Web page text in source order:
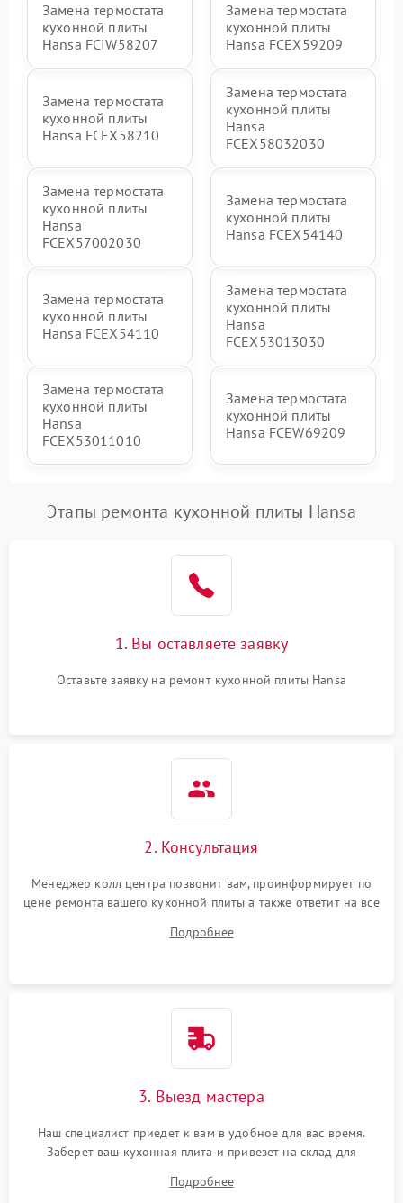
Замена термостата
кухонной плиты
Hansa FCIW58207
Замена термостата
кухонной плиты
Hansa FCEX59209
Замена термостата
кухонной плиты
Hansa FCEX58210
Замена термостата
кухонной плиты
Hansa
FCEX58032030
Замена термостата
кухонной плиты
Hansa
FCEX57002030
Замена термостата
кухонной плиты
Hansa FCEX54140
Замена термостата
кухонной плиты
Hansa FCEX54110
Замена термостата
кухонной плиты
Hansa
FCEX53013030
Замена термостата
кухонной плиты
Hansa
FCEX53011010
Замена термостата
кухонной плиты
Hansa FCEW69209
Этапы ремонта кухонной плиты Hansa
1. Вы оставляете заявку
Оставьте заявку на ремонт кухонной плиты Hansa
2. Консультация
Менеджер колл центра позвонит вам, проинформирует по
цене ремонта вашего кухонной плиты а также ответит на все
Подробнее
3. Выезд мастера
Наш специалист приедет к вам в удобное для вас время.
Заберет ваш кухонная плита и привезет на склад для
Подробнее